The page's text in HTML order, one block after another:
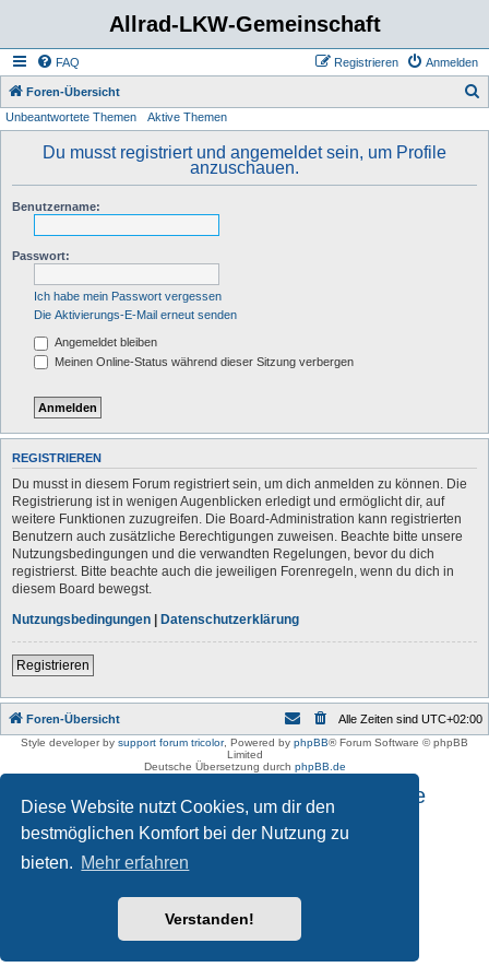
Diese Website nutzt Cookies, um dir den
bestmöglichen Komfort bei der Nutzung zu
bieten. Mehr erfahren
Verstanden!
Allrad-LKW-Gemeinschaft
FAQ Anmelden
Registrieren
Foren-Übersicht
Unbeantwortete Themen Aktive Themen
Du musst registriert und angemeldet sein, um Profile
anzuschauen.
Benutzername:
Passwort:
Ich habe mein Passwort vergessen
Die Aktivierungs-E-Mail erneut senden
Angemeldet bleiben
Meinen Online-Status während dieser Sitzung verbergen
REGISTRIEREN
Du musst in diesem Forum registriert sein, um dich anmelden zu können. Die
Registrierung ist in wenigen Augenblicken erledigt und ermöglicht dir, auf
weitere Funktionen zuzugreifen. Die Board-Administration kann registrierten
Benutzern auch zusätzliche Berechtigungen zuweisen. Beachte bitte unsere
Nutzungsbedingungen und die verwandten Regelungen, bevor du dich
registrierst. Bitte beachte auch die jeweiligen Forenregeln, wenn du dich in
diesem Board bewegst.
Nutzungsbedingungen | Datenschutzerklärung
Registrieren
Foren-Übersicht Alle Zeiten sind UTC+02:00
Style developer by support forum tricolor, Powered by phpBB® Forum Software © phpBB
Limited
Deutsche Übersetzung durch phpBB.de
Impressum und Datenschutzhinweise